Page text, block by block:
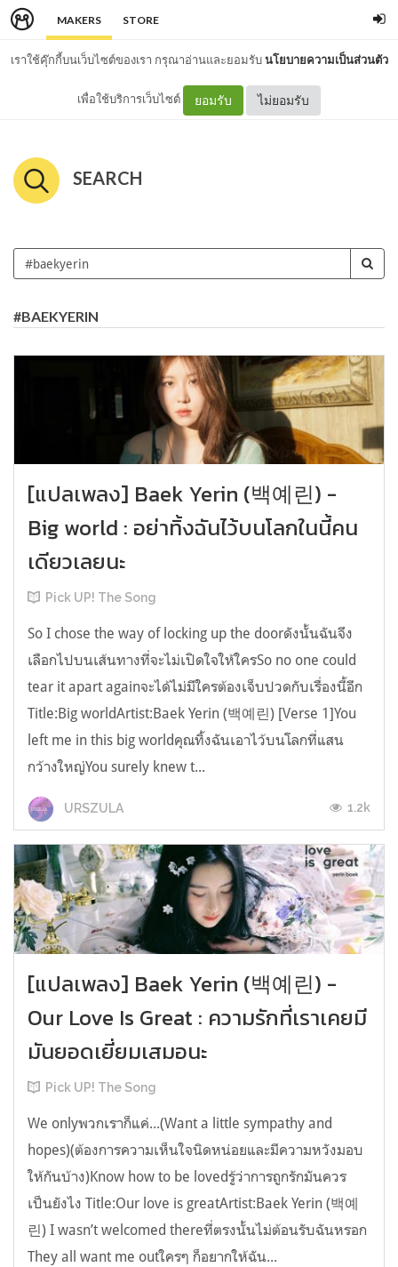
MAKERS STORE
เราใช้คุ๊กกี้บนเว็บไซต์ของเรา กรุณาอ่านและยอมรับนโยบายความเป็นส่วนตัว
เพื่อใช้บริการเว็บไซต์ ยอมรับ ไม่ยอมรับ
SEARCH
#BAEKYERIN
[แปลเพลง] Baek Yerin (백예린) -
Big world : อย่าทิ้งฉันไว้บนโลกในนี้คน
เดียวเลยนะ
Pick UP! The Song
So I chose the way of locking up the doorดังนั้นฉันจึง
เลือกไปบนเส้นทางที่จะไม่เปิดใจให้ใครSo no one could
tear it apart againจะได้ไม่มีใครต้องเจ็บปวดกับเรื่องนี้อีก
Title:Big worldArtist:Baek Yerin (백예린) [Verse 1]You
left me in this big worldคุณทิ้งฉันเอาไว้บนโลกที่แสน
กว้างใหญ่You surely knew t...
URSZULA 1.2k
[แปลเพลง] Baek Yerin (백예린) -
Our Love Is Great : ความรักที่เราเคยมี
มันยอดเยี่ยมเสมอนะ
Pick UP! The Song
We onlyพวกเราก็แค่...(Want a little sympathy and
hopes)(ต้องการความเห็นใจนิดหน่อยและมีความหวังมอบ
ให้กันบ้าง)Know how to be lovedรู้ว่าการถูกรักมันควร
เป็นยังไง Title:Our love is greatArtist:Baek Yerin (백예
린) I wasn’t welcomed thereที่ตรงนั้นไม่ต้อนรับฉันหรอก
They all want me outใครๆ ก็อยากให้ฉัน...